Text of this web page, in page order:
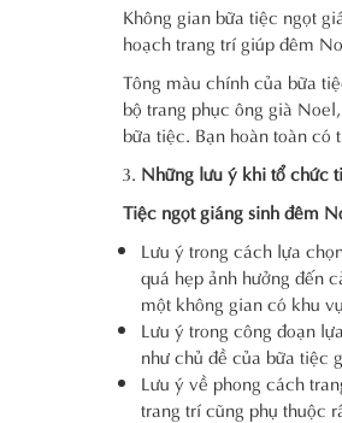
Không gian bữa tiệc ngọt
hoạch trang trí giúp đêm
Tông màu chính của bữa
bộ trang phục ông già
bữa tiệc. Bạn hoàn toàn
Những lưu ý khi tổ chức
Tiệc ngọt giáng sinh đêm
Lưu ý trong cách lựa
quá hẹp ảnh hưởng đến
một không gian có khu
Lưu ý trong công đoạn
như chủ đề của bữa tiệc
Lưu ý về phong cách
trang trí cũng phụ thuộc